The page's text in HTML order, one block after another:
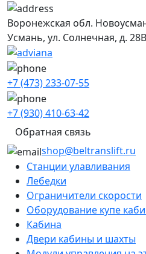
Воронежская обл.
Усмань, ул. Солнечная, д. 28В
+7 (473) 233-07-55
+7 (930) 410-63-42
Обратная связь
shop@beltranslift.ru
Станции улавливания
Лебедки
Ограничители скорости
Оборудование купе
Кабина
Двери кабины и шахты